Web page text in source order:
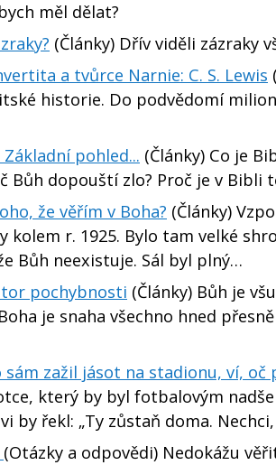
měl dělat?
(Články) Dřív viděli zázraky
a tvůrce Narnie: C. S. Lewis
historie. Do podvědomí
Základní pohled... (Články) Co je
Bůh dopouští zlo? Proč je v Bibli
že věřím v Boha? (Články)
kolem r. 1925. Bylo tam velké
Bůh neexistuje. Sál byl plný…
pochybnosti (Články) Bůh je
je snaha všechno hned
sám zažil jásot na stadionu, ví,
který by byl fotbalovým
by řekl: „Ty zůstaň doma.
(Otázky a odpovědi) Nedokážu